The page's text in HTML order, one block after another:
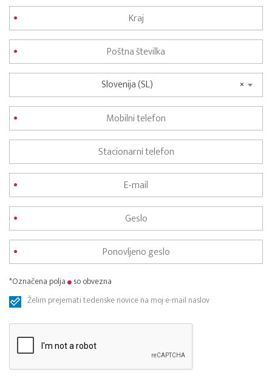
×
Slovenija (SL)
*Označena polja
so obvezna
Želim prejemati tedenske novice na moj e-mail naslov